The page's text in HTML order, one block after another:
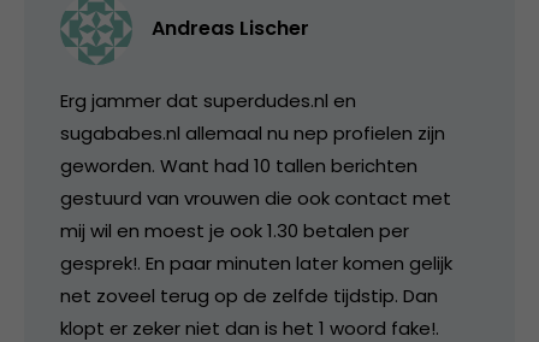
Andreas Lischer
Erg jammer dat superdudes.nl en
sugababes.nl allemaal nu nep profielen zijn
geworden. Want had 10 tallen berichten
gestuurd van vrouwen die ook contact met
mij wil en moest je ook 1.30 betalen per
gesprek!. En paar minuten later komen gelijk
net zoveel terug op de zelfde tijdstip. Dan
klopt er zeker niet dan is het 1 woord fake!.